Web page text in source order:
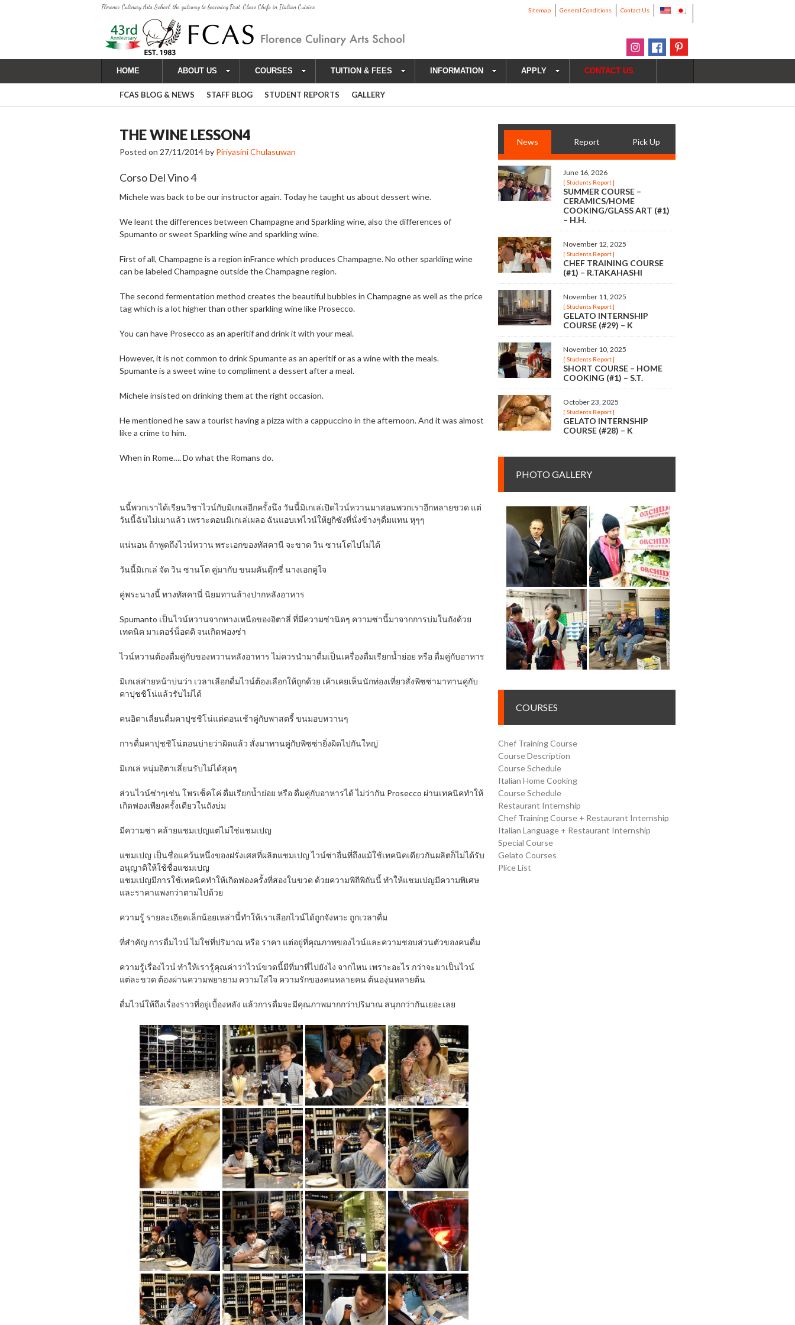
Florence Culinary Arts School: the gateway to becoming First-Class Chefs in Italian Cuisine Sitemap General Conditions Contact Us
HOME ABOUT US COURSES TUITION & FEES INFORMATION APPLY CONTACT US
FCAS BLOG & NEWS STAFF BLOG STUDENT REPORTS GALLERY
THE WINE LESSON4
Posted on 27/11/2014by Piriyasini Chulasuwan
Corso Del Vino 4
Michele was back to be our instructor again. Today he taught us about dessert wine.
We leant the differences between Champagne and Sparkling wine, also the differences of
Spumanto or sweet Sparkling wine and sparkling wine.
First of all, Champagne is a region inFrance which produces Champagne. No other sparkling wine
can be labeled Champagne outside the Champagne region.
The second fermentation method creates the beautiful bubbles in Champagne as well as the price
tag which is a lot higher than other sparkling wine like Prosecco.
You can have Prosecco as an aperitif and drink it with your meal.
However, it is not common to drink Spumante as an aperitif or as a wine with the meals.
Spumante is a sweet wine to compliment a dessert after a meal.
Michele insisted on drinking them at the right occasion.
He mentioned he saw a tourist having a pizza with a cappuccino in the afternoon. And it was almost
like a crime to him.
When in Rome…. Do what the Romans do.
นนี้พวกเราได้เรียนวิชาไวน์กับมิเกเล่อีกครั้งนึง วันนี้มิเกเล่เปิดไวน์หวานมาสอนพวกเราอีกหลายขวด แต่
วันนี้ฉันไม่เมาแล้ว เพราะตอนมิเกเล่เผลอ ฉันแอบเทไวน์ให้ยูกิซังที่นั่งข้างๆดื่มแทน หุๆๆ
แน่นอน ถ้าพูดถึงไวน์หวาน พระเอกของทัสคานี จะขาด วิน ซานโตไปไม่ได้
วันนี้มิเกเล่ จัด วิน ซานโต คู่มากับ ขนมคันตุ๊กชี่ นางเอกคู่ใจ
คู่พระนางนี้ ทางทัสคานี่ นิยมทานล้างปากหลังอาหาร
Spumanto เป็นไวน์หวานจากทางเหนือของอิตาลี่ ที่มีความซ่านิดๆ ความซ่านี้มาจากการบ่มในถังด้วย
เทคนิค มาเตอร์น็อตติ จนเกิดฟองซ่า
ไวน์หวานต้องดื่มคู่กับของหวานหลังอาหาร ไม่ควรนำมาดื่มเป็นเครื่องดื่มเรียกน้ำย่อย หรือ ดื่มคู่กับอาหาร
มิเกเล่ส่ายหน้าบ่นว่า เวลาเลือกดื่มไวน์ต้องเลือกให้ถูกด้วย เค้าเคยเห็นนักท่องเที่ยวสั่งพิซซ่ามาทานคู่กับ
คาปุชชิโน่แล้วรับไม่ได้
คนอิตาเลี่ยนดื่มคาปุชชิโน่แต่ตอนเช้าคู่กับพาสตรี้ ขนมอบหวานๆ
การดื่มคาปุชชิโน่ตอนบ่ายว่าผิดแล้ว สั่งมาทานคู่กับพิซซ่ายิ่งผิดไปกันใหญ่
มิเกเล่ หนุ่มอิตาเลี่ยนรับไม่ได้สุดๆ
ส่วนไวน์ซ่าๆเช่น โพรเซ็คโค่ ดื่มเรียกน้ำย่อย หรือ ดื่มคู่กับอาหารได้ ไม่ว่ากัน Prosecco ผ่านเทคนิคทำให้
เกิดฟองเพียงครั้งเดียวในถังบ่ม
มีความซ่า คล้ายแชมเปญแต่ไม่ใช่แชมเปญ
แชมเปญ เป็นชื่อแคว้นหนึ่งของฝรั่งเศสที่ผลิตแชมเปญ ไวน์ซ่าอื่นที่ถึงแม้ใช้เทคนิคเดียวกันผลิตก็ไม่ได้รับ
อนุญาติให้ใช้ชื่อแชมเปญ
แชมเปญมีการใช้เทคนิคทำให้เกิดฟองครั้งที่สองในขวด ด้วยความพิถีพิถันนี้ ทำให้แชมเปญมีความพิเศษ
และราคาแพงกว่าตามไปด้วย
ความรู้ รายละเอียดเล็กน้อยเหล่านี้ทำให้เราเลือกไวน์ได้ถูกจังหวะ ถูกเวลาดื่ม
ที่สำคัญ การดื่มไวน์ ไม่ใช่ที่ปริมาณ หรือ ราคา แต่อยู่ที่คุณภาพของไวน์และความชอบส่วนตัวของคนดื่ม
ความรู้เรื่องไวน์ ทำให้เรารู้คุณค่าว่าไวน์ขวดนี้มีที่มาที่ไปยังไง จากไหน เพราะอะไร กว่าจะมาเป็นไวน์
แต่ละขวด ต้องผ่านความพยายาม ความใส่ใจ ความรักของคนหลายคน ต้นองุ่นหลายต้น
ดื่มไวน์ให้ถึงเรื่องราวที่อยู่เบื้องหลัง แล้วการดื่มจะมีคุณภาพมากกว่าปริมาณ สนุกกว่ากันเยอะเลย
News Report Pick Up
June 16, 2026
[ Students Report ]
SUMMER COURSE –
CERAMICS/HOME
COOKING/GLASS ART (#1)
– H.H.
November 12, 2025
[ Students Report ]
CHEF TRAINING COURSE
(#1) – R.TAKAHASHI
November 11, 2025
[ Students Report ]
GELATO INTERNSHIP
COURSE (#29) – K
November 10, 2025
[ Students Report ]
SHORT COURSE – HOME
COOKING (#1) – S.T.
October 23, 2025
[ Students Report ]
GELATO INTERNSHIP
COURSE (#28) – K
PHOTO GALLERY
COURSES
Chef Training Course
Course Description
Course Schedule
Italian Home Cooking
Course Schedule
Restaurant Internship
Chef Training Course + Restaurant Internship
Italian Language + Restaurant Internship
Special Course
Gelato Courses
Plice List